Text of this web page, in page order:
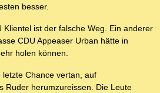
besser.
Klientel ist der falsche Weg. Ein anderer
CDU Appeaser Urban hätte in
holen können.
Chance vertan, auf
Ruder herumzureissen. Die Leute